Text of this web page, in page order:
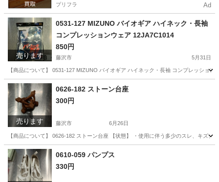
プリフラ Ad
売ります
0531-127 MIZUNO バイオギア ハイネック・長袖
コンプレッションウェア 12JA7C1014
850円
藤沢市 5月31日
【商品について】 0531-127 MIZUNO バイオギア ハイネック・長袖 コンプレッショ
神奈川 藤沢市 スポーツウェア リユース
売ります
0626-182 ストーン台座
300円
藤沢市 6月26日
【商品について】 0626-182 ストーン台座 【状態】 ・使用に伴う多少のスレ、キズ
神奈川 藤沢市 リユース
0610-059 パンプス
330円